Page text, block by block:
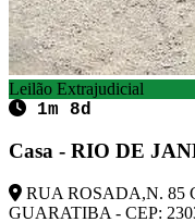
Leilão Extrajudicial
1m 8d
Casa - RIO DE
RUA ROSADA,N. 85
GUARATIBA - CEP: